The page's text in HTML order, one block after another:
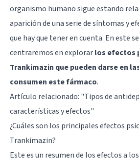
organismo humano sigue estando
aparición de una serie de síntomas y
que hay que tener en cuenta. En este
centraremos en explorarlos efectos
Trankimazin que pueden darse en
consumen este fármaco.
Artículo relacionado: "Tipos de
características y efectos"
¿Cuáles son los principales efectos
Trankimazin?
Este es un resumen de los efectos a